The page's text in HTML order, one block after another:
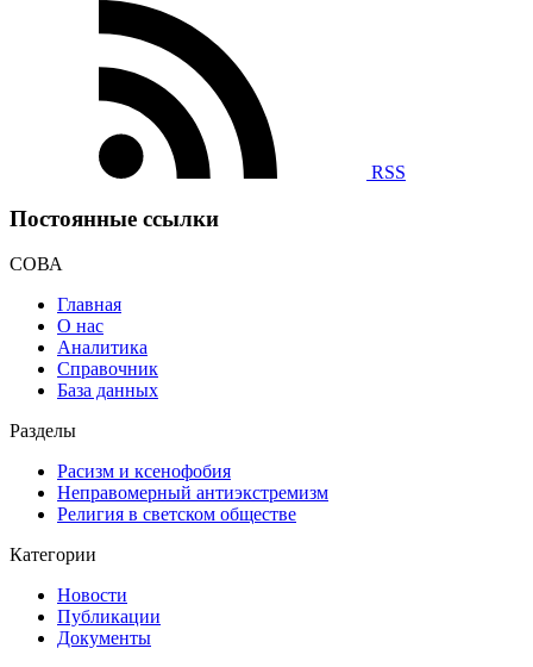
RSS
Постоянные ссылки
СОВА
Главная
О нас
Аналитика
Справочник
База данных
Разделы
Расизм и ксенофобия
Неправомерный антиэкстремизм
Религия в светском обществе
Категории
Новости
Публикации
Документы